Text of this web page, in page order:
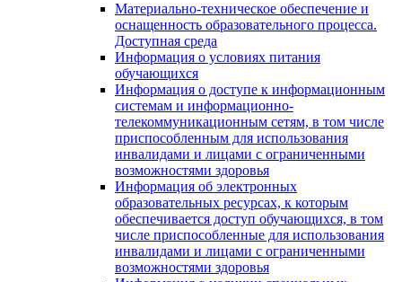
Материально-техническое обеспечение и
оснащенность образовательного процесса.
Доступная среда
Информация о условиях питания
обучающихся
Информация о доступе к информационным
системам и информационно-
телекоммуникационным сетям, в том числе
приспособленным для использования
инвалидами и лицами с ограниченными
возможностями здоровья
Информация об электронных
образовательных ресурсах, к которым
обеспечивается доступ обучающихся, в том
числе приспособленные для использования
инвалидами и лицами с ограниченными
возможностями здоровья